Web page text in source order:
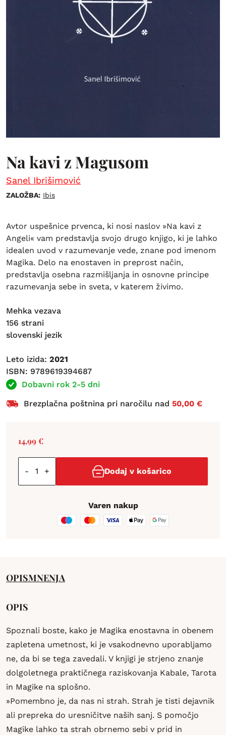
Na kavi z Magusom
Sanel Ibrišimović
ZALOŽBA: Ibis
Avtor uspešnice prvenca, ki nosi naslov »Na kavi z
Angeli« vam predstavlja svojo drugo knjigo, ki je lahko
idealen uvod v razumevanje vede, znane pod imenom
Magika. Delo na enostaven in preprost način,
predstavlja osebna razmišljanja in osnovne principe
razumevanja sebe in sveta, v katerem živimo.
Mehka vezava
156 strani
slovenski jezik
Leto izida: 2021
ISBN: 9789619394687
Dobavni rok 2-5 dni
Brezplačna poštnina pri naročilu nad 50,00 €
14,99€
- + Dodaj v košarico
Varen nakup
OPISMNENJA
OPIS
Spoznali boste, kako je Magika enostavna in obenem
zapletena umetnost, ki je vsakodnevno uporabljamo
ne, da bi se tega zavedali. V knjigi je strjeno znanje
dolgoletnega praktičnega raziskovanja Kabale, Tarota
in Magike na splošno.
»Pomembno je, da nas ni strah. Strah je tisti dejavnik
ali prepreka do uresničitve naših sanj. S pomočjo
Magike lahko ta strah obrnemo sebi v prid in